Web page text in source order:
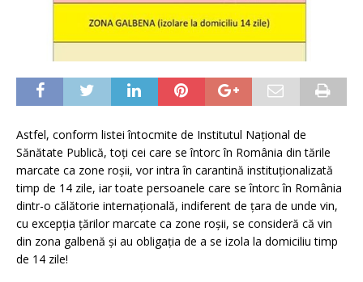
Astfel, conform listei întocmite de Institutul Național de
Sănătate Publică, toți cei care se întorc în România din tările
marcate ca zone roșii, vor intra în carantină instituționalizată
timp de 14 zile, iar toate persoanele care se întorc în România
dintr-o călătorie internațională, indiferent de țara de unde vin,
cu excepția țărilor marcate ca zone roșii, se consideră că vin
din zona galbenă și au obligația de a se izola la domiciliu timp
de 14 zile!